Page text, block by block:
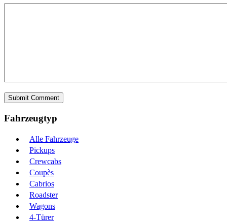
Fahrzeugtyp
Alle Fahrzeuge
Pickups
Crewcabs
Coupès
Cabrios
Roadster
Wagons
4-Türer